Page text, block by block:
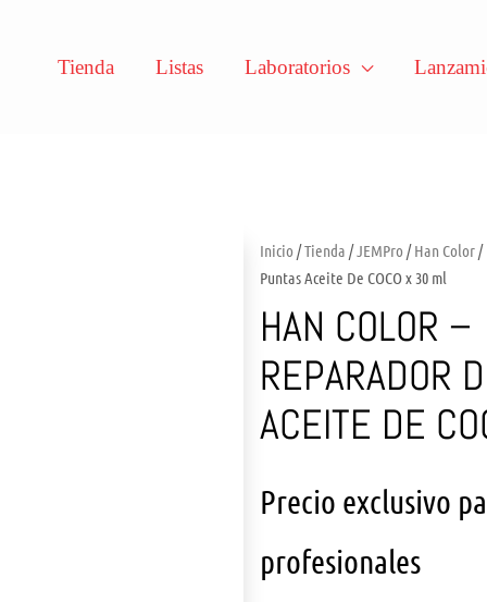
Tienda Listas Laboratorios
Inicio /Tienda /JEMPro /Han Color/
Puntas Aceite De COCO x 30 ml
HAN COLOR –
REPARADOR
ACEITE DE
Precio exclusivo
profesionales